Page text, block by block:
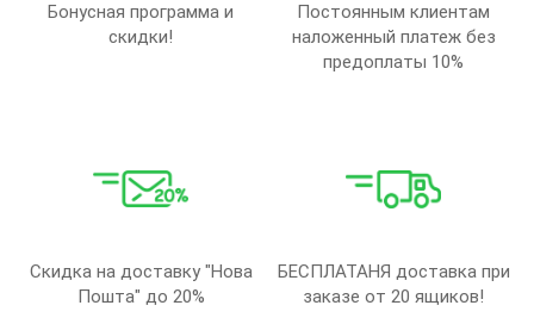
Бонусная программа и
скидки!
Постоянным клиентам
наложенный платеж без
предоплаты 10%
Скидка на доставку "Нова
Пошта" до 20%
БЕСПЛАТАНЯ доставка при
заказе от 20 ящиков!